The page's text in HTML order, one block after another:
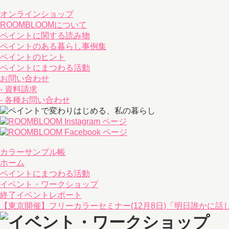
オンラインショップ
ROOMBLOOMについて
ペイントに関する読み物
ペイントのある暮らし事例集
ペイントのヒント
ペイントにまつわる活動
お問い合わせ
- 資料請求
- 各種お問い合わせ
カラーサンプル帳
ホーム
ペイントにまつわる活動
イベント・ワークショップ
終了イベントレポート
【東京開催】フリーカラーセミナー(12月8日)「明日誰かに話